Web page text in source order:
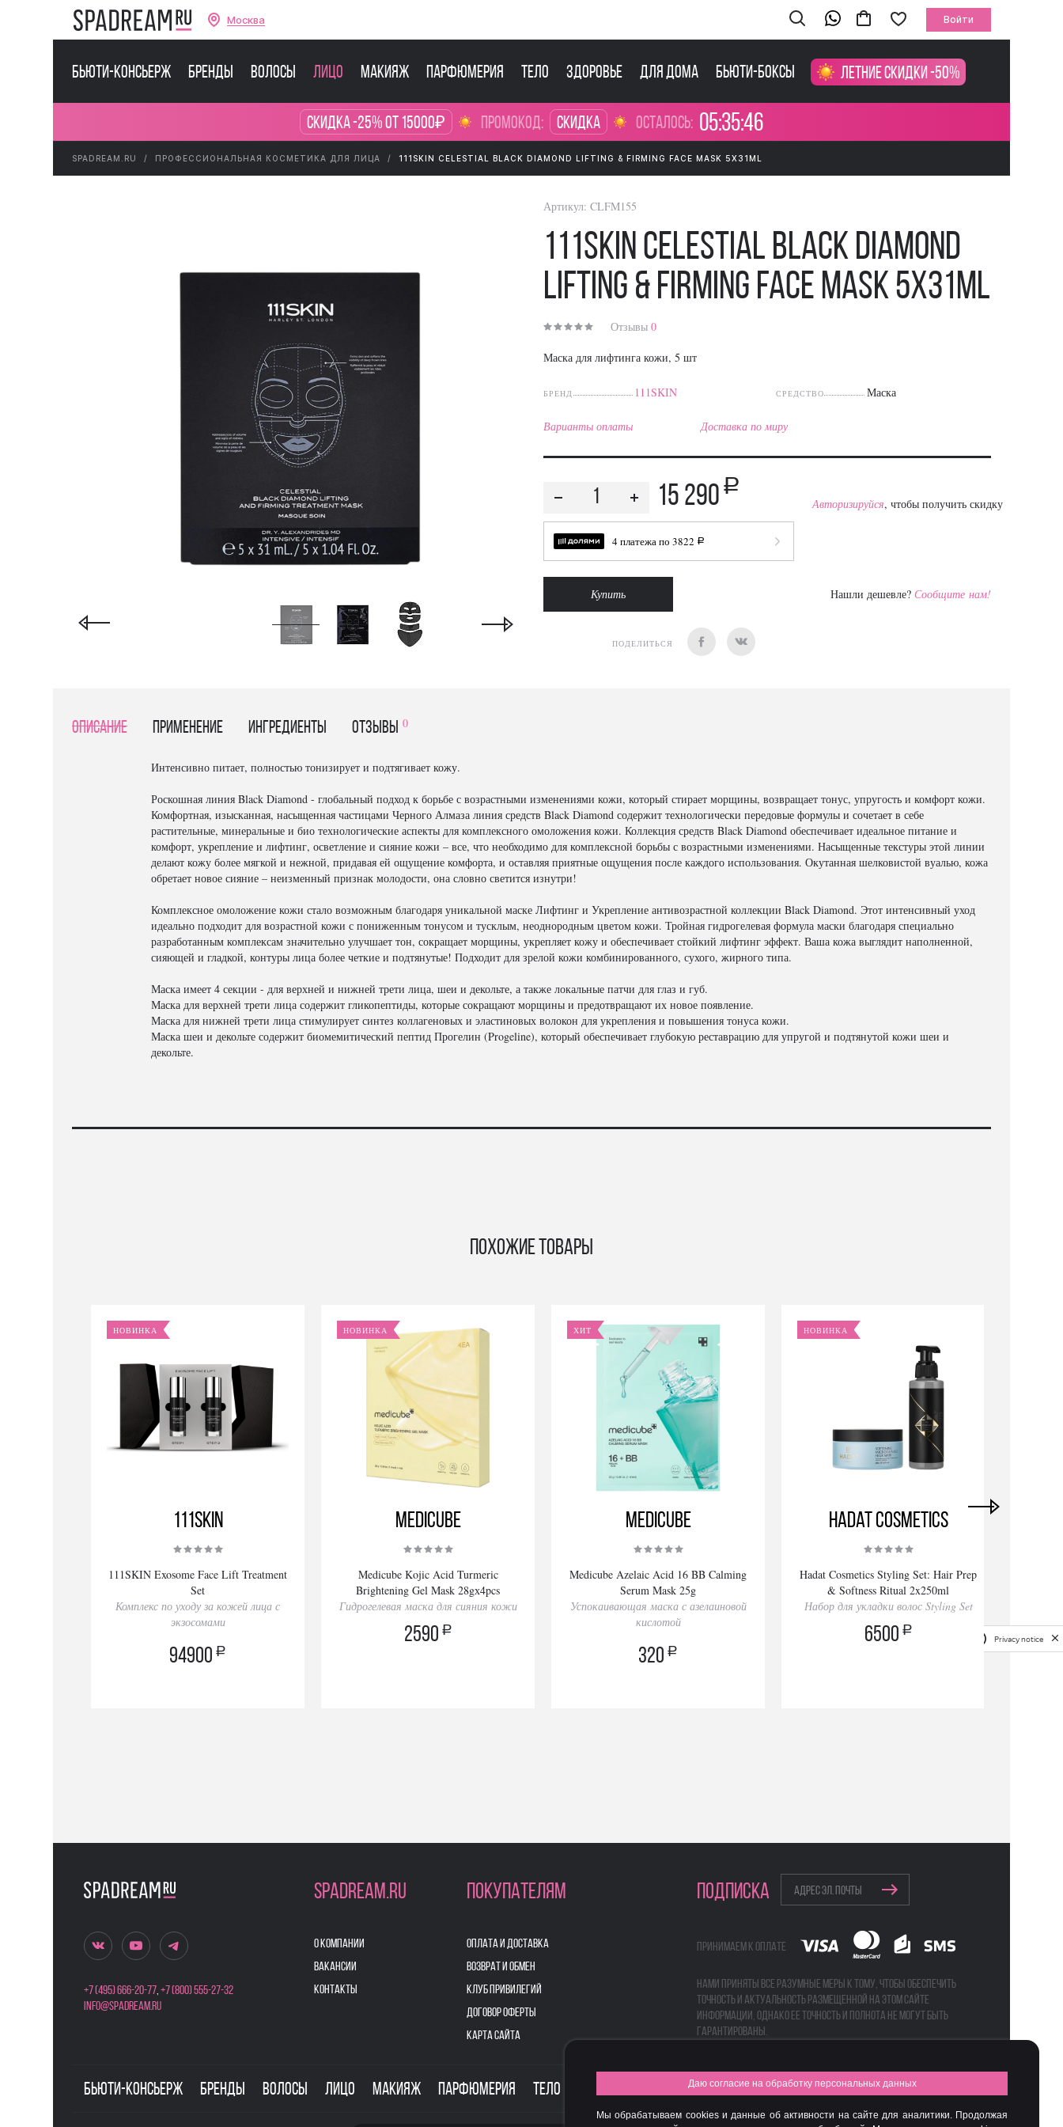
Москва Войти
Бьюти-консьерж Бренды Волосы Лицо Макияж Парфюмерия Тело Здоровье Для дома Бьюти-боксы Летние скидки -50%
Скидка -25% от 15000₽ промокод: Скидка осталось: 05:35:45
SPADREAM.RU ПРОФЕССИОНАЛЬНАЯ КОСМЕТИКА ДЛЯ ЛИЦА 111SKIN CELESTIAL BLACK DIAMOND LIFTING & FIRMING FACE MASK 5X31ML
Артикул: CLFM155
111SKIN Celestial Black Diamond
Lifting & Firming Face Mask 5x31ml
Отзывы0
Маска для лифтинга кожи, 5 шт
БРЕНД 111SKIN СРЕДСТВО Маска
Варианты оплаты Доставка по миру
15 290 a
Авторизируйся, чтобы получить скидку
4 платежа по 3822 a
Купить Нашли дешевле? Сообщите нам!
ПОДЕЛИТЬСЯ
Описание Применение Ингредиенты отзывы 0
Интенсивно питает, полностью тонизирует и подтягивает кожу.
Роскошная линия Black Diamond - глобальный подход к борьбе с возрастными изменениями кожи, который стирает морщины, возвращает тонус, упругость и комфорт кожи.
Комфортная, изысканная, насыщенная частицами Черного Алмаза линия средств Black Diamond содержит технологически передовые формулы и сочетает в себе
растительные, минеральные и био технологические аспекты для комплексного омоложения кожи. Коллекция средств Black Diamond обеспечивает идеальное питание и
комфорт, укрепление и лифтинг, осветление и сияние кожи – все, что необходимо для комплексной борьбы с возрастными изменениями. Насыщенные текстуры этой линии
делают кожу более мягкой и нежной, придавая ей ощущение комфорта, и оставляя приятные ощущения после каждого использования. Окутанная шелковистой вуалью, кожа
обретает новое сияние – неизменный признак молодости, она словно светится изнутри!
Комплексное омоложение кожи стало возможным благодаря уникальной маске Лифтинг и Укрепление антивозрастной коллекции Black Diamond. Этот интенсивный уход
идеально подходит для возрастной кожи с пониженным тонусом и тусклым, неоднородным цветом кожи. Тройная гидрогелевая формула маски благодаря специально
разработанным комплексам значительно улучшает тон, сокращает морщины, укрепляет кожу и обеспечивает стойкий лифтинг эффект. Ваша кожа выглядит наполненной,
сияющей и гладкой, контуры лица более четкие и подтянутые! Подходит для зрелой кожи комбинированного, сухого, жирного типа.
Маска имеет 4 секции - для верхней и нижней трети лица, шеи и декольте, а также локальные патчи для глаз и губ.
Маска для верхней трети лица содержит гликопептиды, которые сокращают морщины и предотвращают их новое появление.
Маска для нижней трети лица стимулирует синтез коллагеновых и эластиновых волокон для укрепления и повышения тонуса кожи.
Маска шеи и декольте содержит биомемитический пептид Прогелин (Progeline), который обеспечивает глубокую реставрацию для упругой и подтянутой кожи шеи и
декольте.
Похожие товары
НОВИНКА
111SKIN
111SKIN Exosome Face Lift Treatment
Set
Комплекс по уходу за кожей лица с
экзосомами
94900 a
НОВИНКА
Medicube
Medicube Kojic Acid Turmeric
Brightening Gel Mask 28gх4pcs
Гидрогелевая маска для сияния кожи
2590 a
ХИТ
Medicube
Medicube Azelaic Acid 16 BB Calming
Serum Mask 25g
Успокаивающая маска с азелаиновой
кислотой
320 a
НОВИНКА
Hadat Cosmetics
Hadat Cosmetics Styling Set: Hair Prep
& Softness Ritual 2x250ml
Набор для укладки волос Styling Set
6500 a
+7 (495) 666-20-77,+7 (800) 555-27-32
info@spadream.ru
SPADREAM.RU
О КОМПАНИИ
ВАКАНСИИ
КОНТАКТЫ
ПОКУПАТЕЛЯМ
ОПЛАТА И ДОСТАВКА
ВОЗВРАТ И ОБМЕН
КЛУБ ПРИВИЛЕГИЙ
ДОГОВОР ОФЕРТЫ
КАРТА САЙТА
ПОДПИСКА
Принимаем к оплате
Нами приняты все разумные меры к тому, чтобы обеспечить
точность и актуальность размещенной на этом сайте
информации, однако ее точность и полнота не могут быть
гарантированы.
Бьюти-консьерж Бренды Волосы Лицо Макияж Парфюмерия Тело Для дома Бьюти-боксы
Даю согласие на обработку персональных данных
Мы обрабатываем cookies и данные об активности на сайте для аналитики. Продолжая
Privacy notice